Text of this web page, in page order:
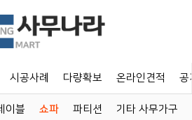
시공사례 다량확보 온라인견적 공
이블 쇼파 파티션 기타 사무가구